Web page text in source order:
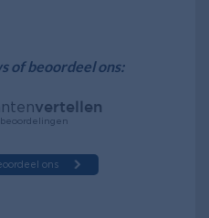
of beoordeel ons: